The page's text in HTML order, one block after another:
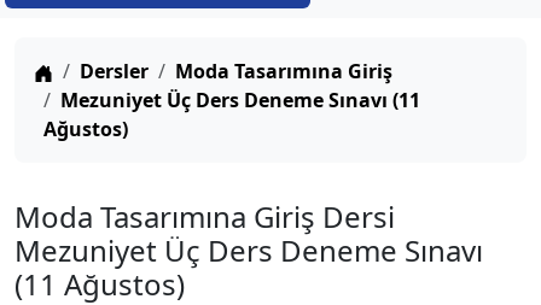
Anasayfa
Dersler
Moda Tasarımına Giriş
Mezuniyet Üç Ders Deneme Sınavı (11
Ağustos)
Moda Tasarımına Giriş Dersi
Mezuniyet Üç Ders Deneme Sınavı
(11 Ağustos)